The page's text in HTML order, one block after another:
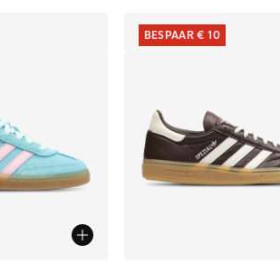
BESPAAR € 10